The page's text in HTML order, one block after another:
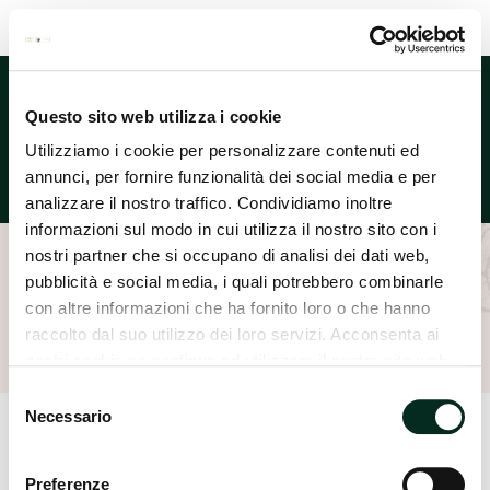
Questo sito web utilizza i cookie
Utilizziamo i cookie per personalizzare contenuti ed
annunci, per fornire funzionalità dei social media e per
analizzare il nostro traffico. Condividiamo inoltre
informazioni sul modo in cui utilizza il nostro sito con i
nostri partner che si occupano di analisi dei dati web,
pubblicità e social media, i quali potrebbero combinarle
con altre informazioni che ha fornito loro o che hanno
raccolto dal suo utilizzo dei loro servizi. Acconsenta ai
delNecessario
Preferenze
Home Areas Sport Named Sport